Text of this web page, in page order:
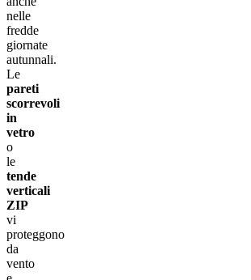
nelle
fredde
giornate
autunnali.
Le
pareti
scorrevoli
in
vetro
o
le
tende
verticali
ZIP
vi
proteggono
da
vento